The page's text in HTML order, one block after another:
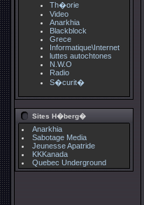
Th�orie
Video
Anarkhia
Blackblock
Grece
Informatique\Internet
luttes autochtones
N.W.O
Radio
S�curit�
Sites H�berg�
Anarkhia
Sabotage Media
Jeunesse Apatride
KKKanada
Quebec Underground